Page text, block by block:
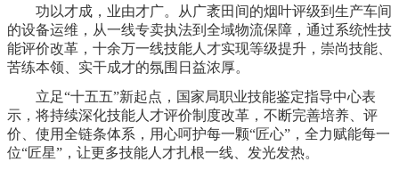
功以才成，业由才广。从广袤田间的烟叶评级到生产车间
的设备运维，从一线专卖执法到全域物流保障，通过系统性技
能评价改革，十余万一线技能人才实现等级提升，崇尚技能、
苦练本领、实干成才的氛围日益浓厚。
立足“十五五”新起点，国家局职业技能鉴定指导中心表
示，将持续深化技能人才评价制度改革，不断完善培养、评
价、使用全链条体系，用心呵护每一颗“匠心”，全力赋能每一
位“匠星”，让更多技能人才扎根一线、发光发热。